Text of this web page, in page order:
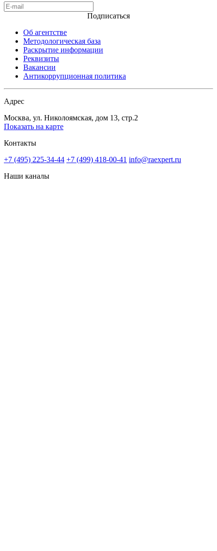
Подписаться
Об агентстве
Методологическая база
Раскрытие информации
Реквизиты
Вакансии
Антикоррупционная политика
Адрес
Москва, ул. Николоямская, дом 13, стр.2
Показать на карте
Контакты
+7 (495) 225-34-44 +7 (499) 418-00-41 info@raexpert.ru
Наши каналы